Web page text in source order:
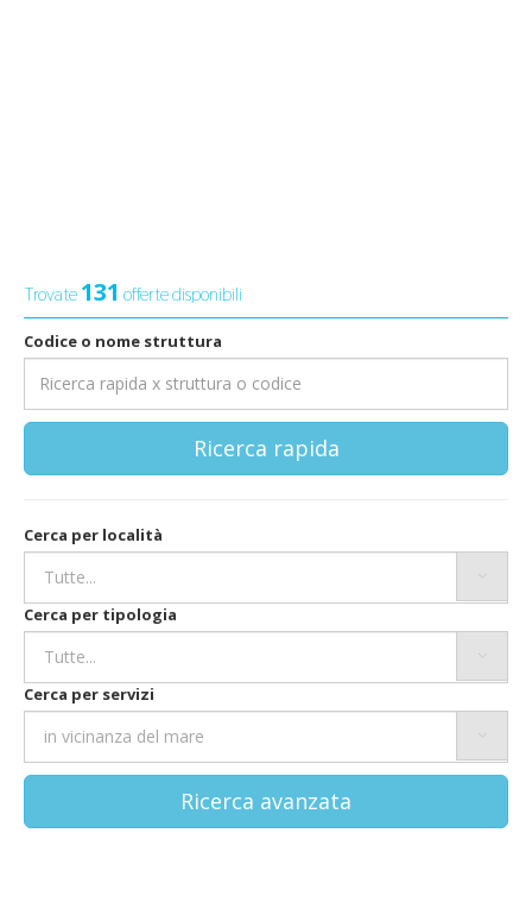
Trovate131 offerte disponibili
Codice o nome struttura
Ricerca rapida
Cerca per località
Cerca per tipologia
Cerca per servizi
Ricerca avanzata